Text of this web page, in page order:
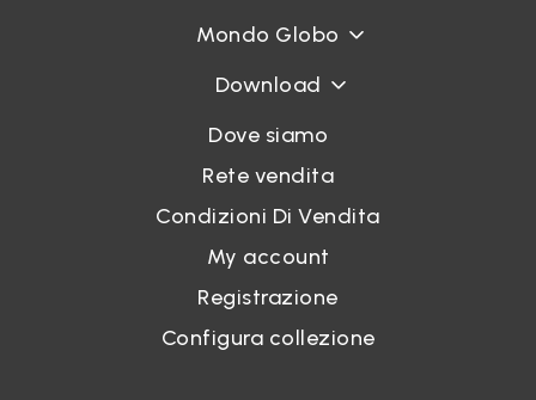
Mondo Globo
Download
Dove siamo
Rete vendita
Condizioni Di Vendita
My account
Registrazione
Configura collezione